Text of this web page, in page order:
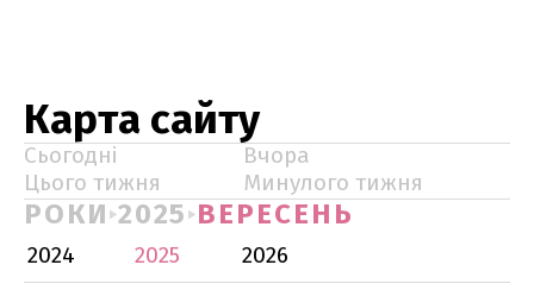
Карта сайту
Сьогодні
Вчора
Цього тижня
Минулого тижня
РОКИ 2025 ВЕРЕСЕНЬ
2024 2025
2026